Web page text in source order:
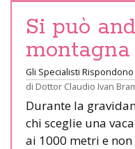
Si può
Gli Specialisti Rispondono
di Dottor Claudio Ivan
Durante la
chi sceglie una
ai 1000 metri e